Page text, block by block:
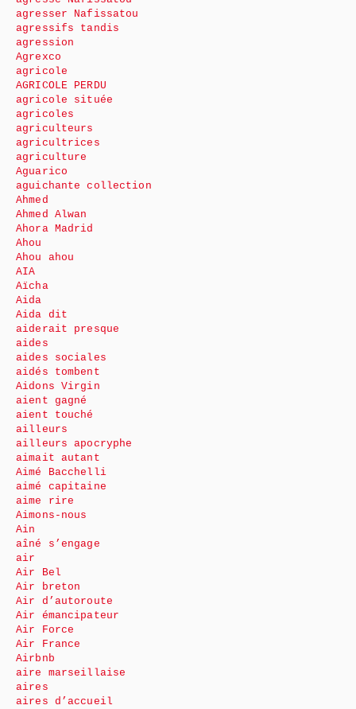
agresser Nafissatou
agressifs tandis
agression
Agrexco
agricole
AGRICOLE PERDU
agricole située
agricoles
agriculteurs
agricultrices
agriculture
Aguarico
aguichante collection
Ahmed
Ahmed Alwan
Ahora Madrid
Ahou
Ahou ahou
AIA
Aïcha
Aida
Aida dit
aiderait presque
aides
aides sociales
aidés tombent
Aidons Virgin
aient gagné
aient touché
ailleurs
ailleurs apocryphe
aimait autant
Aimé Bacchelli
aimé capitaine
aime rire
Aimons-nous
Ain
aîné s’engage
air
Air Bel
Air breton
Air d’autoroute
Air émancipateur
Air Force
Air France
Airbnb
aire marseillaise
aires
aires d’accueil